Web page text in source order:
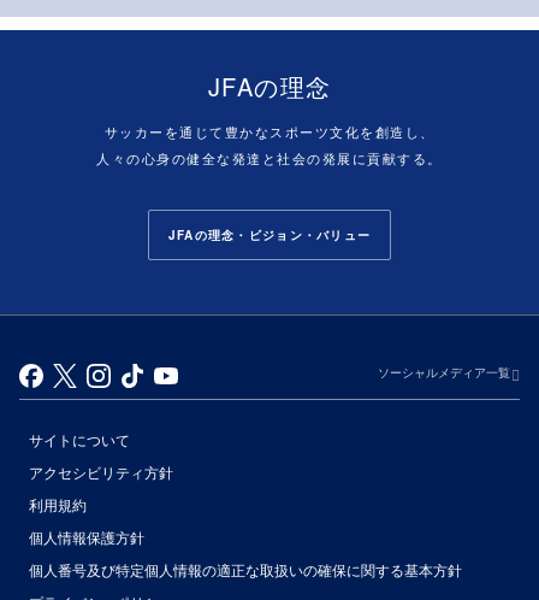
JFAの理念
サッカーを通じて豊かなスポーツ文化を創造し、
人々の心身の健全な発達と社会の発展に貢献する。
JFAの理念・ビジョン・バリュー
ソーシャルメディア一覧
サイトについて
アクセシビリティ方針
利用規約
個人情報保護方針
個人番号及び特定個人情報の適正な取扱いの確保に関する基本方針